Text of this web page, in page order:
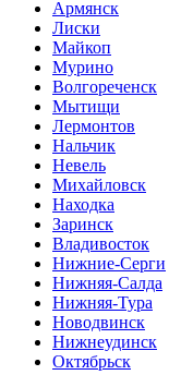
Армянск
Лиски
Майкоп
Мурино
Волгореченск
Мытищи
Лермонтов
Нальчик
Невель
Михайловск
Находка
Заринск
Владивосток
Нижние-Серги
Нижняя-Салда
Нижняя-Тура
Новодвинск
Нижнеудинск
Октябрьск